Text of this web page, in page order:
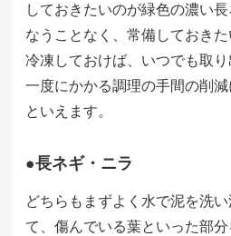
しておきたいのが緑色の濃い
なうことなく、常備しておき
冷凍しておけば、いつでも取り
一度にかかる調理の手間の削
といえます。
●長ネギ・ニラ
どちらもまずよく水で泥を洗
て、傷んでいる葉といった部